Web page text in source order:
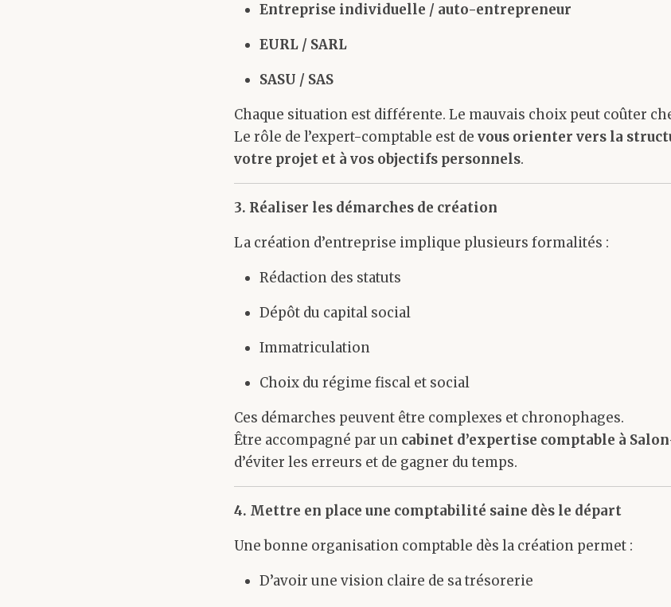
Entreprise individuelle / auto-entrepreneur
EURL / SARL
SASU / SAS
Chaque situation est différente. Le mauvais choix peut coûter
Le rôle de l’expert-comptable est de vous orienter vers la
votre projet et à vos objectifs personnels.
3. Réaliser les démarches de création
La création d’entreprise implique plusieurs formalités :
Rédaction des statuts
Dépôt du capital social
Immatriculation
Choix du régime fiscal et social
Ces démarches peuvent être complexes et chronophages.
Être accompagné par un cabinet d’expertise comptable à
d’éviter les erreurs et de gagner du temps.
4. Mettre en place une comptabilité saine dès le départ
Une bonne organisation comptable dès la création permet :
D’avoir une vision claire de sa trésorerie